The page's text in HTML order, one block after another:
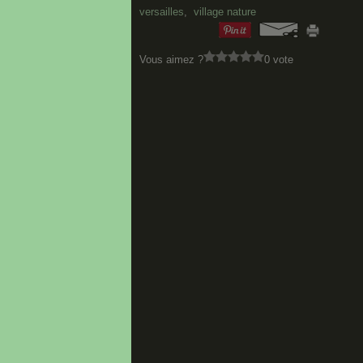
versailles, village nature
Vous aimez ? 0 vote